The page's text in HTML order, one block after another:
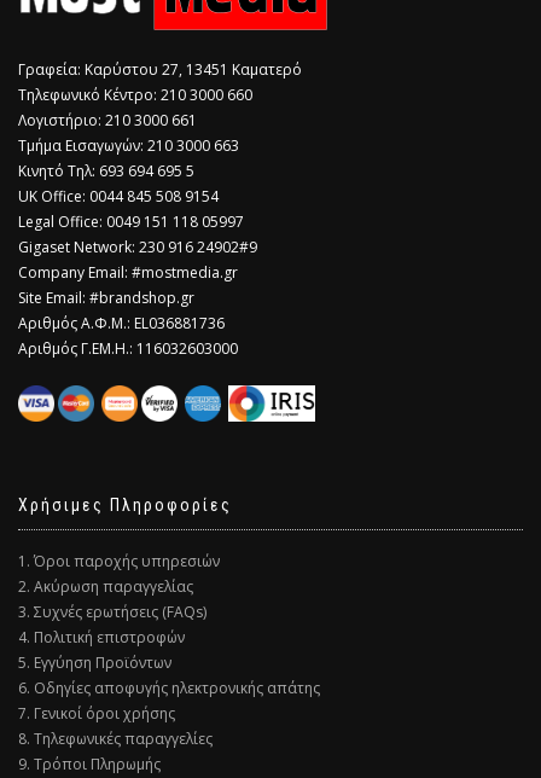
Γραφεία: Καρύστου 27, 13451 Καματερό
Τηλεφωνικό Κέντρο: 210 3000 660
Λογιστήριο: 210 3000 661
Τμήμα Εισαγωγών: 210 3000 663
Κινητό Τηλ: 693 694 695 5
​UK Office: 0044 845 508 9154
Legal Office: 0049 151 118 05997
Gigaset Network: 230 916 24902#9
Company Email: #mostmedia.gr
Site Email: #brandshop.gr
Αριθμός Α.Φ.Μ.: EL036881736
Αριθμός Γ.ΕΜ.Η.: 116032603000
Χρήσιμες Πληροφορίες
1. Όροι παροχής υπηρεσιών
2. Ακύρωση παραγγελίας
3. Συχνές ερωτήσεις (FAQs)
4. Πολιτική επιστροφών
5. Εγγύηση Προϊόντων
6. Οδηγίες αποφυγής ηλεκτρονικής απάτης
7. Γενικοί όροι χρήσης
8. Τηλεφωνικές παραγγελίες
9. Τρόποι Πληρωμής